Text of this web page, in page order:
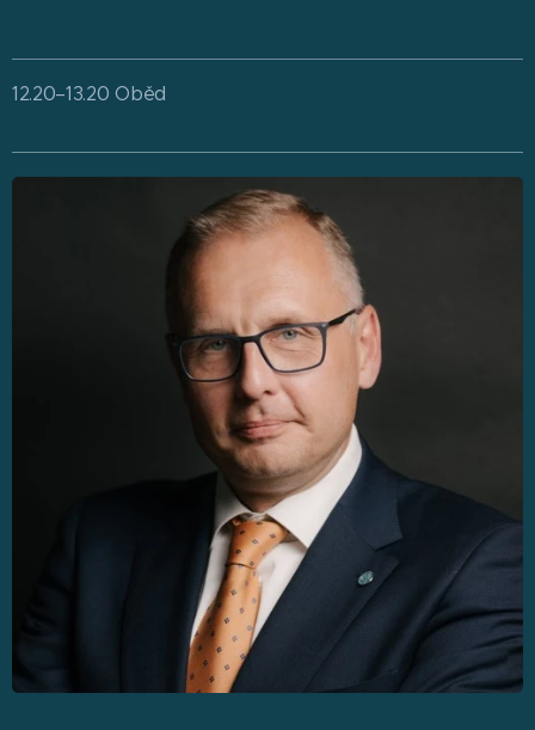
12.20–13.20 Oběd